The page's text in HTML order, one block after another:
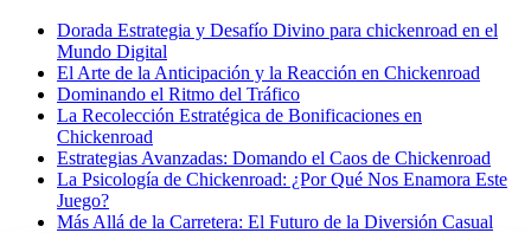
Dorada Estrategia y Desafío Divino para chickenroad en el
Mundo Digital
El Arte de la Anticipación y la Reacción en Chickenroad
Dominando el Ritmo del Tráfico
La Recolección Estratégica de Bonificaciones en
Chickenroad
Estrategias Avanzadas: Domando el Caos de Chickenroad
La Psicología de Chickenroad: ¿Por Qué Nos Enamora Este
Juego?
Más Allá de la Carretera: El Futuro de la Diversión Casual